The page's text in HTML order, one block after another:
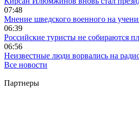
07:48
Мнение шведского военного на
06:39
Российские туристы не собираются
06:56
Неизвестные люди ворвались на
Все новости
Партнеры